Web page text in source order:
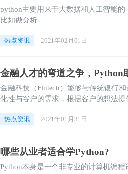
python主要用来干大数据和人工智能的
比如做分析，
热点资讯 2021年02月01日
金融人才的弯道之争，Python
金融科技（Fintech）能够与传统银行
化性与客户的需求，根据客户的想法
需求，并能够节省一定开发时间成本。
热点资讯 2021年01月31日
哪些从业者适合学Python?
Python本身是一个非专业的计算机编